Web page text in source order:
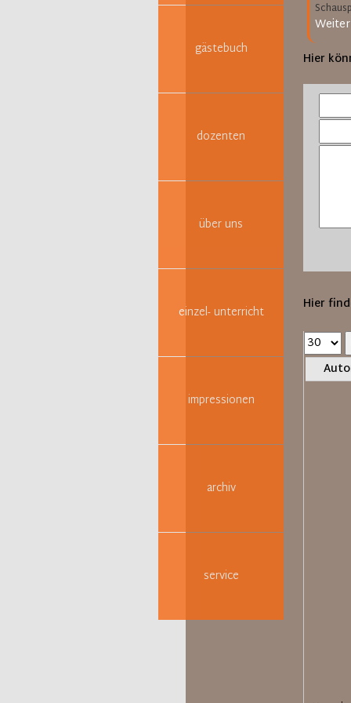
gästebuch
dozenten
über uns
einzel- unterricht
impressionen
archiv
service
Hier
Hier
pro
Seite